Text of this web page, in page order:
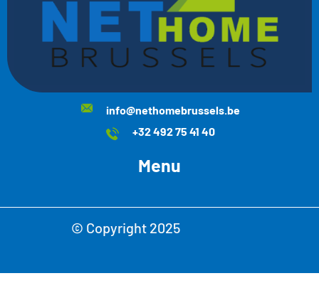
info@nethomebrussels.be
+32 492 75 41 40
Menu
© Copyright 2025